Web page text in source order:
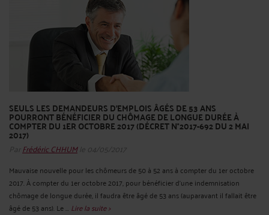
SEULS LES DEMANDEURS D’EMPLOIS ÂGÉS DE 53 ANS
POURRONT BÉNÉFICIER DU CHÔMAGE DE LONGUE DURÉE À
COMPTER DU 1ER OCTOBRE 2017 (DÉCRET N°2017-692 DU 2 MAI
2017)
Par Frédéric CHHUMle 04/05/2017
Mauvaise nouvelle pour les chômeurs de 50 à 52 ans à compter du 1er octobre
2017. À compter du 1er octobre 2017, pour bénéficier d'une indemnisation
chômage de longue durée, il faudra être âgé de 53 ans (auparavant il fallait être
âgé de 53 ans). Le ... Lire la suite >